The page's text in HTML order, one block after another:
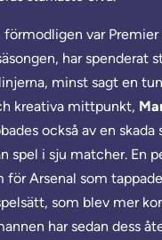
förmodligen var Premier
har spenderat
minst sagt en
kreativa mittpunkt,
också av en skada
spel i sju matcher. En
för Arsenal som
som blev mer
har sedan dess